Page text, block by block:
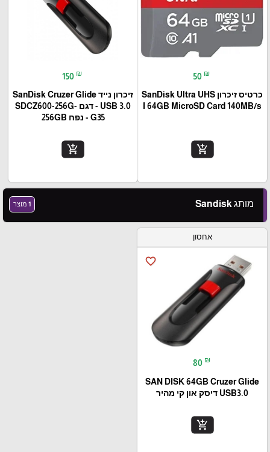
50 ₪
כרטיס זיכרון SanDisk Ultra UHS
I 64GB MicroSD Card 140MB/s
add_shopping_cart
150 ₪
זיכרון נייד SanDisk Cruzer Glide
USB 3.0 - דגם SDCZ600-256G-
G35 - נפח 256GB
add_shopping_cart
מותג Sandisk 1 מוצר
אחסון
favorite_border
80 ₪
SAN DISK 64GB Cruzer Glide
USB3.0 דיסק און קי מהיר
add_shopping_cart